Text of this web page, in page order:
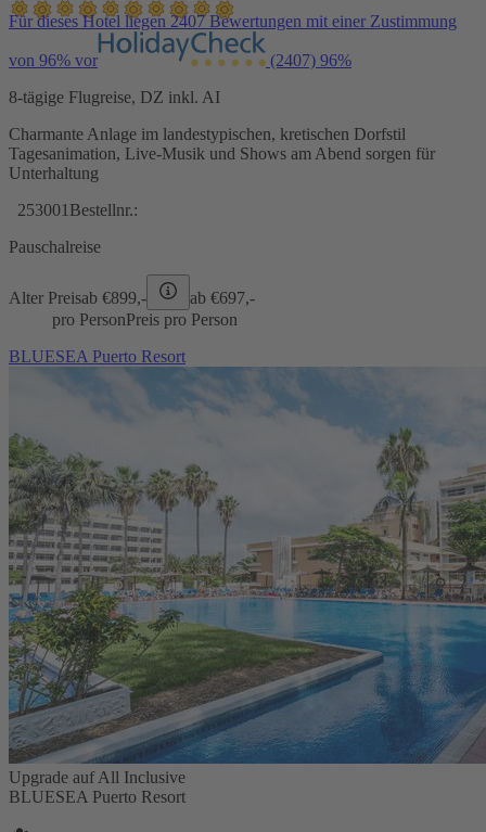
Für dieses Hotel liegen 2407 Bewertungen mit einer Zustimmung
von 96% vor (2407) 96%
8-tägige Flugreise, DZ inkl. AI
Charmante Anlage im landestypischen, kretischen Dorfstil
Tagesanimation, Live-Musik und Shows am Abend sorgen für
Unterhaltung
253001 Bestellnr.:
Pauschalreise
Alter Preisab €899,- ab €697,-
pro PersonPreis pro Person
BLUESEA Puerto Resort
Upgrade auf All Inclusive
BLUESEA Puerto Resort